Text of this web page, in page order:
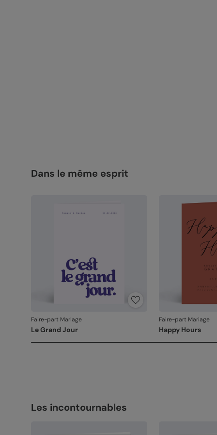
Dans le même esprit
Faire-part Mariage
Le Grand Jour
Faire-part Mariage
Happy Hours
Les incontournables